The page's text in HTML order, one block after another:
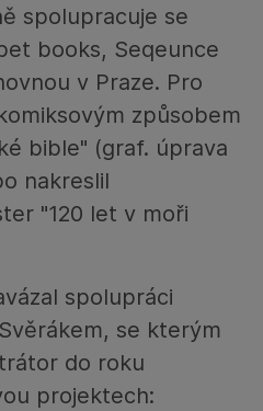
spolupracuje se
books, Seqeunce
v Praze. Pro
způsobem
bible" (graf. úprava
nakreslil
"120 let v moři
spolupráci
se kterým
do roku
projektech: